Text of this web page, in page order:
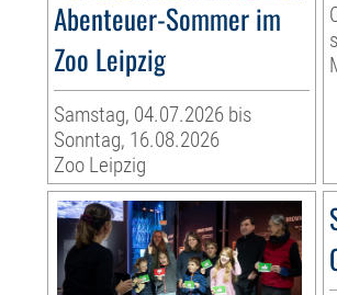
Abenteuer-Sommer im
Zoo Leipzig
Samstag, 04.07.2026 bis
Sonntag, 16.08.2026
Zoo Leipzig